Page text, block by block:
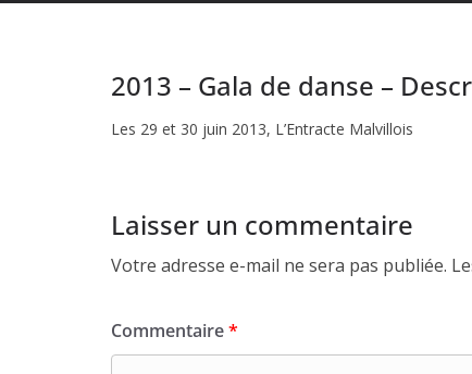
2013 – Gala de danse –
Les 29 et 30 juin 2013, L’Entracte Malvillois
Laisser un commentaire
Votre adresse e-mail ne sera pas publiée.
Commentaire*